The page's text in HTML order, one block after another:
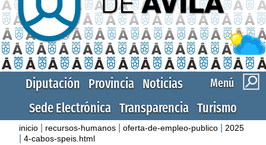
Menú
Diputación Provincia Noticias
Sede Electrónica Transparencia Turismo
inicio recursos-humanos |oferta-de-empleo-publico 2025
|4-cabos-speis.html